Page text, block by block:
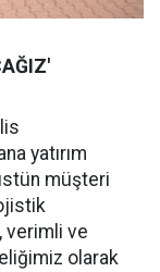
yatırım
müşteri
verimli ve
olarak